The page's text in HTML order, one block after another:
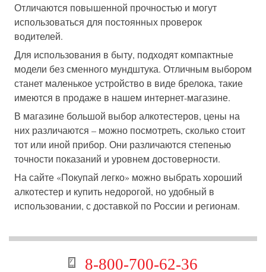
Отличаются повышенной прочностью и могут
использоваться для постоянных проверок
водителей.
Для использования в быту, подходят компактные
модели без сменного мундштука. Отличным выбором
станет маленькое устройство в виде брелока, такие
имеются в продаже в нашем интернет-магазине.
В магазине большой выбор алкотестеров, цены на
них различаются – можно посмотреть, сколько стоит
тот или иной прибор. Они различаются степенью
точности показаний и уровнем достоверности.
На сайте «Покупай легко» можно выбрать хороший
алкотестер и купить недорогой, но удобный в
использовании, с доставкой по России и регионам.
8-800-700-62-36